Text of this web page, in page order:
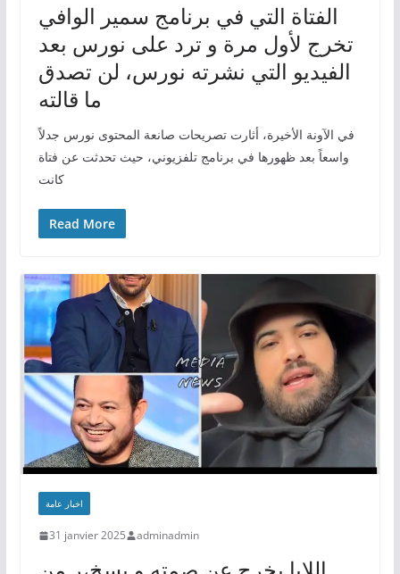
الفتاة التي في برنامج سمير الوافي
تخرج لأول مرة و ترد على نورس بعد
الفيديو التي نشرته نورس، لن تصدق
ما قالته
في الآونة الأخيرة، أثارت تصريحات صانعة المحتوى نورس جدلاً
واسعاً بعد ظهورها في برنامج تلفزيوني، حيث تحدثت عن فتاة
كانت
Read More
اخبار عامة
31 janvier 2025 adminadmin